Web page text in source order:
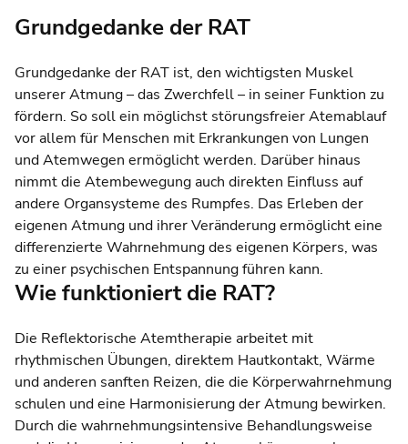
Grundgedanke der RAT
Grundgedanke der RAT ist, den wichtigsten Muskel
unserer Atmung – das Zwerchfell – in seiner Funktion zu
fördern. So soll ein möglichst störungsfreier Atemablauf
vor allem für Menschen mit Erkrankungen von Lungen
und Atemwegen ermöglicht werden. Darüber hinaus
nimmt die Atembewegung auch direkten Einfluss auf
andere Organsysteme des Rumpfes. Das Erleben der
eigenen Atmung und ihrer Veränderung ermöglicht eine
differenzierte Wahrnehmung des eigenen Körpers, was
zu einer psychischen Entspannung führen kann.
Wie funktioniert die RAT?
Die Reflektorische Atemtherapie arbeitet mit
rhythmischen Übungen, direktem Hautkontakt, Wärme
und anderen sanften Reizen, die die Körperwahrnehmung
schulen und eine Harmonisierung der Atmung bewirken.
Durch die wahrnehmungsintensive Behandlungsweise